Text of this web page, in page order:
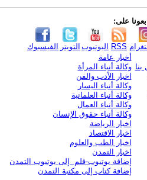
على:
الفيسبوك التويتر اليوتيوب RSS
أخبار عامة
وكالة أنباء المرأة
اخبار الأدب والفن
وكالة أنباء اليسار
وكالة أنباء العلمانية
وكالة أنباء العمال
وكالة أنباء حقوق الإنسان
اخبار الرياضة
اخبار الاقتصاد
اخبار الطب والعلوم
اخبار التمدن
إضافة يوتيوب-فلم إلى يوتيوب التمدن
إضافة كتاب إلى مكتبة التمدن